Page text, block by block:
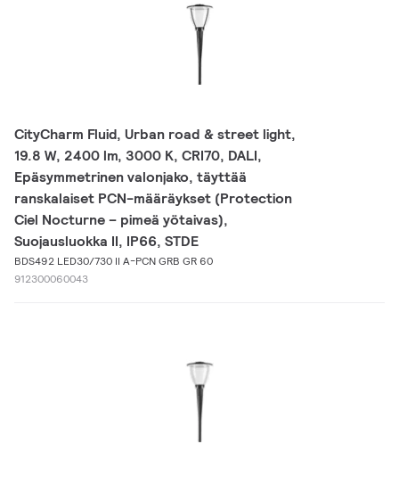
CityCharm Fluid, Urban road & street light,
19.8 W, 2400 lm, 3000 K, CRI70, DALI,
Epäsymmetrinen valonjako, täyttää
ranskalaiset PCN-määräykset (Protection
Ciel Nocturne – pimeä yötaivas),
Suojausluokka II, IP66, STDE
BDS492 LED30/730 II A-PCN GRB GR 60
912300060043